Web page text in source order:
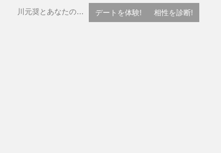
川元奨とあなたの… デートを体験! 相性を診断!